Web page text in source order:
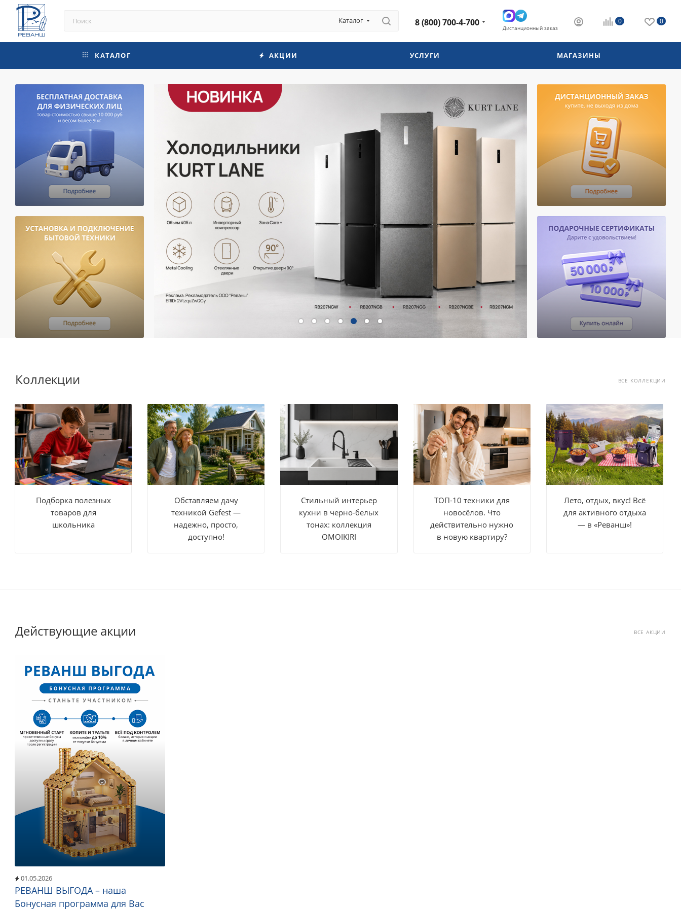
Каталог 8 (800) 700-4-700 Дистанционный заказ
0 0
КАТАЛОГ АКЦИИ УСЛУГИ МАГАЗИНЫ
Коллекции ВСЕ КОЛЛЕКЦИИ
Подборка полезных
товаров для
школьника
Обставляем дачу
техникой Gefest —
надежно, просто,
доступно!
Стильный интерьер
кухни в черно-белых
тонах: коллекция
OMOIKIRI
ТОП-10 техники для
новосёлов. Что
действительно нужно
в новую квартиру?
Лето, отдых, вкус! Всё
для активного отдыха
— в «Реванш»!
Действующие акции ВСЕ АКЦИИ
01.05.2026
РЕВАНШ ВЫГОДА – наша
Бонусная программа для Вас